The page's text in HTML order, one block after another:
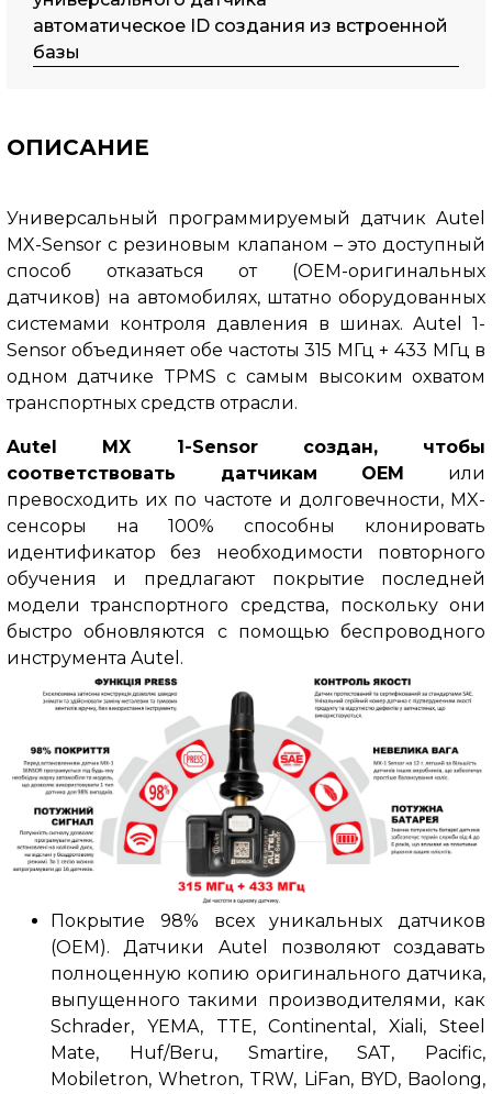
автоматическое ID создания из встроенной
базы
ОПИСАНИЕ
Универсальный программируемый датчик Autel
MX-Sensor с резиновым клапаном – это доступный
способ отказаться от (OEM-оригинальных
датчиков) на автомобилях, штатно оборудованных
системами контроля давления в шинах. Autel 1-
Sensor объединяет обе частоты 315 МГц + 433 МГц в
одном датчике TPMS с самым высоким охватом
транспортных средств отрасли.
Autel MX 1-Sensor создан, чтобы
соответствовать датчикам OEM
или
превосходить их по частоте и долговечности, MX-
сенсоры на 100% способны клонировать
идентификатор без необходимости повторного
обучения и предлагают покрытие последней
модели транспортного средства, поскольку они
быстро обновляются с помощью беспроводного
инструмента Autel.
Покрытие 98% всех уникальных датчиков
(OEM).
Датчики Autel позволяют создавать
полноценную копию оригинального датчика,
выпущенного такими производителями, как
Schrader, YEMA, TTE, Continental, Xiali, Steel
Mate, Huf/Beru, Smartire, SAT, Pacific,
Mobiletron, Whetron, TRW, LiFan, BYD, Baolong,